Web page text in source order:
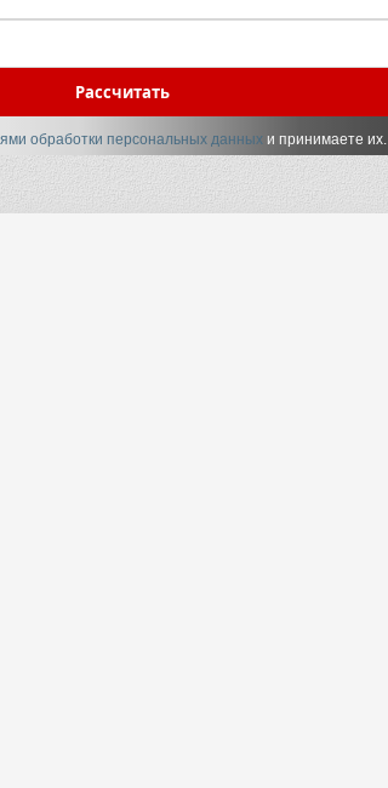
Рассчитать
обработки персональных данных и принимаете их.